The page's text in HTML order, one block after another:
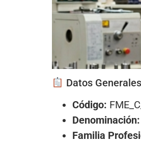
Datos Generales
Código:
Denominación:
Familia